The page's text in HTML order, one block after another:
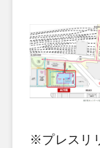
※プレスリ